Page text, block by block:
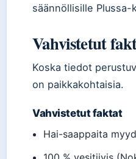
säännöllisille Plussa-
Vahvistetut
Koska tiedot
on paikkakohtaisia.
Vahvistetut faktat
Hai-saappaita